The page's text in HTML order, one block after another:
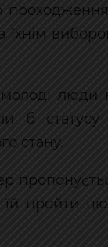
їхнім
молоді
б
стану.
їй пройти